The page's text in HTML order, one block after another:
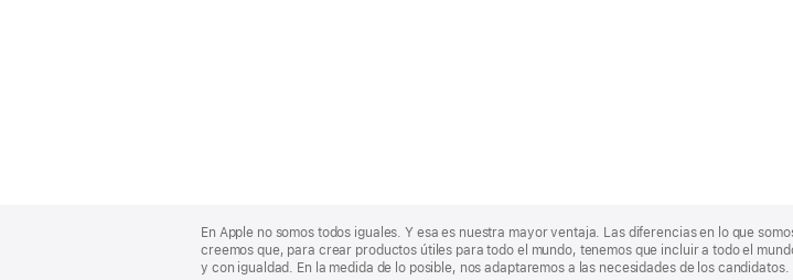
Footer
En Apple no somos todos iguales. Y esa es nuestra mayor ventaja. Las diferencias en lo que
creemos que, para crear productos útiles para todo el mundo, tenemos que incluir a todo el
y con igualdad. En la medida de lo posible, nos adaptaremos a las necesidades de los candidatos.